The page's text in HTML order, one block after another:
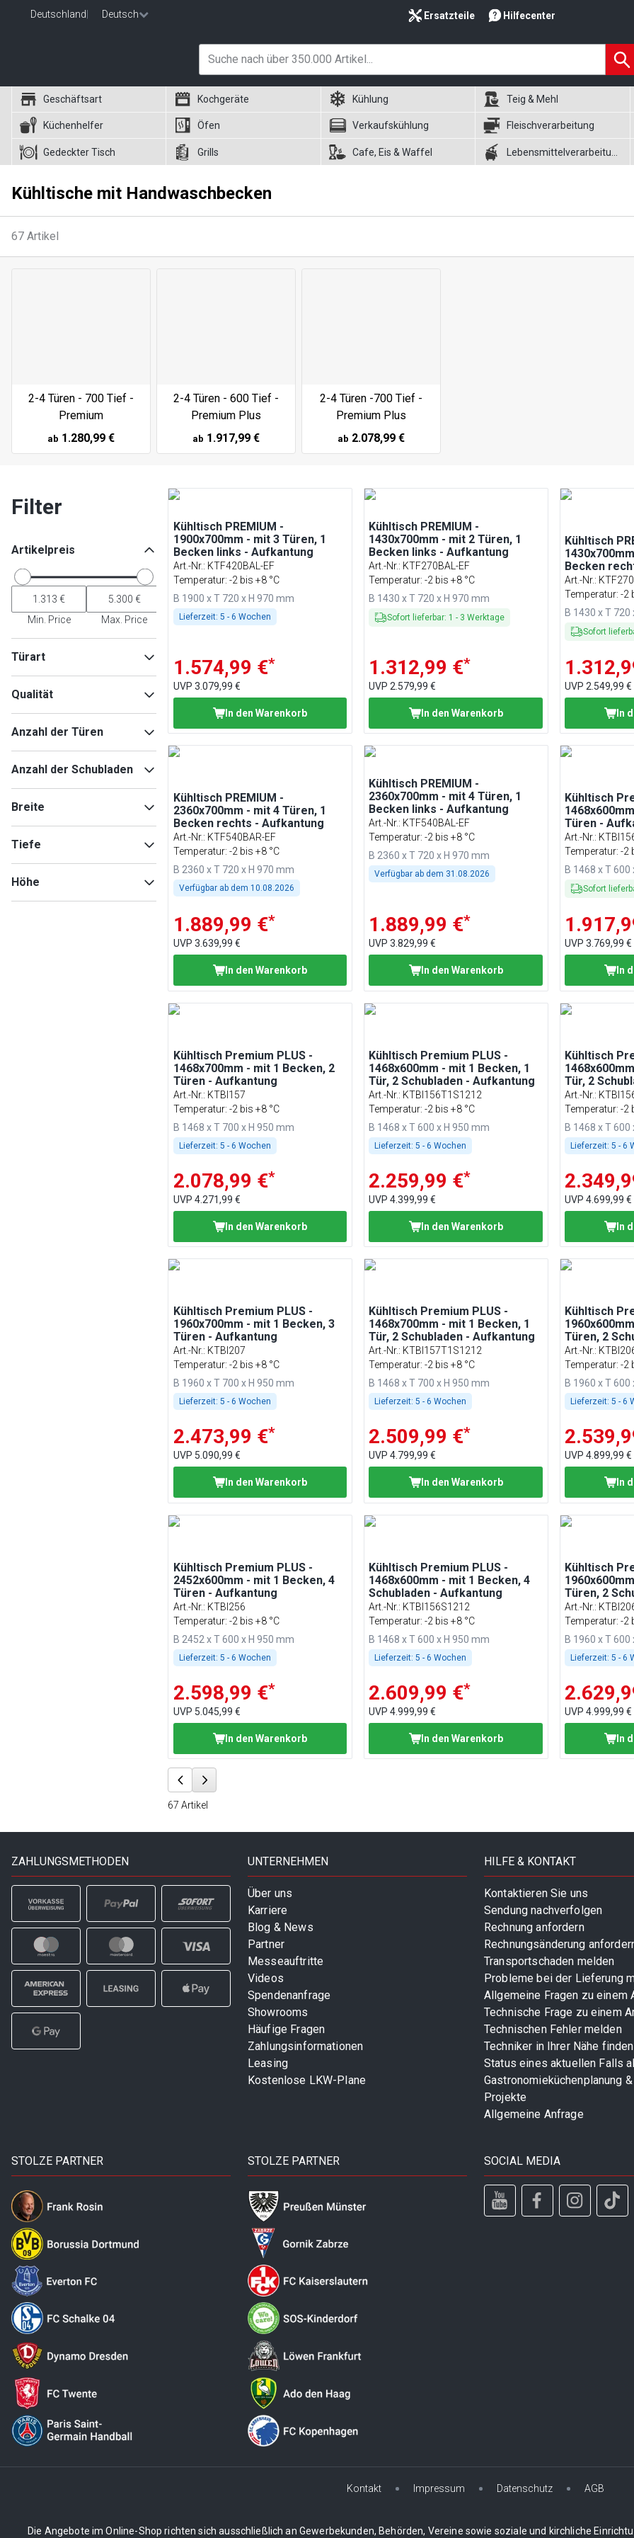
Deutschland Deutsch Ersatzteile Hilfecenter
Geschäftsart Kochgeräte Kühlung Teig & Mehl
Küchenhelfer Öfen Verkaufskühlung Fleischverarbeitung
Gedeckter Tisch Grills Cafe, Eis & Waffel
Kühltische mit Handwaschbecken
67 Artikel
2-4 Türen - 700 Tief -
Premium
ab 1.280,99 €
2-4 Türen - 600 Tief -
Premium Plus
ab 1.917,99 €
2-4 Türen -700 Tief -
Premium Plus
ab 2.078,99 €
Filter
Artikelpreis
Min. Price Max. Price
Türart
Qualität
Premium
(7)
Anzahl der Türen
2(17 )
0
3(10
4(5)
Anzahl der Schubladen
4(13
2(12)
0
3(6)
Breite
Tiefe
Höhe
Kühltisch PREMIUM -
1900x700mm - mit 3 Türen, 1
Becken links - Aufkantung
Art.-Nr.: KTF420BAL-EF
Temperatur: -2 bis +8 °C
B 1900 x T 720 x H 970 mm
Lieferzeit: 5 - 6 Wochen
1.574,99 €*
UVP 3.079,99 €
In den Warenkorb
Kühltisch PREMIUM -
1430x700mm - mit 2 Türen, 1
Becken links - Aufkantung
Art.-Nr.: KTF270BAL-EF
Temperatur: -2 bis +8 °C
B 1430 x T 720 x H 970 mm
Sofort lieferbar: 1 - 3 Werktage
1.312,99 €*
UVP2.579,99 €
In den Warenkorb
Kühltisch
Becken
Art.-Nr.:
Temperatur: -2
B 1430 x T 720
Sofort
UVP2.549,99 €
In
Kühltisch PREMIUM -
2360x700mm - mit 4 Türen, 1
Becken rechts - Aufkantung
Art.-Nr.: KTF540BAR-EF
Temperatur: -2 bis +8 °C
B 2360 x T 720 x H 970 mm
Verfügbar ab dem 10.08.2026
1.889,99 €*
UVP 3.639,99 €
In den Warenkorb
Kühltisch PREMIUM -
2360x700mm - mit 4 Türen, 1
Becken links - Aufkantung
Art.-Nr.: KTF540BAL-EF
Temperatur: -2 bis +8 °C
B 2360 x T 720 x H 970 mm
Verfügbar ab dem 31.08.2026
1.889,99 €*
UVP3.829,99 €
In den Warenkorb
Kühltisch
Türen -
Art.-Nr.:
Temperatur: -2
B 1468 x T
Sofort
UVP3.769,99 €
In
Kühltisch Premium PLUS -
1468x700mm - mit 1 Becken, 2
Türen - Aufkantung
Art.-Nr.: KTBI157
Temperatur: -2 bis +8 °C
B 1468 x T 700 x H 950 mm
Lieferzeit: 5 - 6 Wochen
2.078,99 €*
UVP 4.271,99 €
In den Warenkorb
Kühltisch Premium PLUS -
1468x600mm - mit 1 Becken, 1
Tür, 2 Schubladen - Aufkantung
Art.-Nr.: KTBI156T1S1212
Temperatur: -2 bis +8 °C
B 1468 x T 600 x H 950 mm
Lieferzeit: 5 - 6 Wochen
2.259,99 €*
UVP4.399,99 €
In den Warenkorb
Kühltisch
Tür, 2
Art.-Nr.:
Temperatur: -2
B 1468 x T 600
Lieferzeit: 5 - 6
UVP4.699,99 €
In
Kühltisch Premium PLUS -
1960x700mm - mit 1 Becken, 3
Türen - Aufkantung
Art.-Nr.: KTBI207
Temperatur: -2 bis +8 °C
B 1960 x T 700 x H 950 mm
Lieferzeit: 5 - 6 Wochen
2.473,99 €*
UVP 5.090,99 €
In den Warenkorb
Kühltisch Premium PLUS -
1468x700mm - mit 1 Becken, 1
Tür, 2 Schubladen - Aufkantung
Art.-Nr.: KTBI157T1S1212
Temperatur: -2 bis +8 °C
B 1468 x T 700 x H 950 mm
Lieferzeit: 5 - 6 Wochen
2.509,99 €*
UVP4.799,99 €
In den Warenkorb
Kühltisch
Türen, 2
Aufkantung
Art.-Nr.:
Temperatur: -2
B 1960 x T
Lieferzeit: 5 - 6
UVP4.899,99 €
In
Kühltisch Premium PLUS -
2452x600mm - mit 1 Becken, 4
Türen - Aufkantung
Art.-Nr.: KTBI256
Temperatur: -2 bis +8 °C
B 2452 x T 600 x H 950 mm
Lieferzeit: 5 - 6 Wochen
2.598,99 €*
UVP 5.045,99 €
In den Warenkorb
Kühltisch Premium PLUS -
1468x600mm - mit 1 Becken, 4
Schubladen - Aufkantung
Art.-Nr.: KTBI156S1212
Temperatur: -2 bis +8 °C
B 1468 x T 600 x H 950 mm
Lieferzeit: 5 - 6 Wochen
2.609,99 €*
UVP4.999,99 €
In den Warenkorb
Kühltisch
Türen, 2
Aufkantung
Art.-Nr.:
Temperatur: -2
B 1960 x T 600
Lieferzeit: 5 - 6
UVP4.999,99 €
In
67 Artikel
ZAHLUNGSMETHODEN UNTERNEHMEN
Über uns
Karriere
Blog & News
Partner
Messeauftritte
Videos
Spendenanfrage
Showrooms
Häufige Fragen
Zahlungsinformationen
Leasing
Kostenlose LKW-Plane
HILFE & KONTAKT
Kontaktieren Sie uns
Sendung nachverfolgen
Rechnung anfordern
Rechnungsänderung
Transportschaden melden
Probleme bei der Lieferung
Allgemeine Fragen zu einem
Technische Frage zu einem
Technischen Fehler melden
Techniker in Ihrer Nähe finden
Status eines aktuellen Falls
Gastronomieküchenplanung
Projekte
Allgemeine Anfrage
STOLZE PARTNER STOLZE PARTNER SOCIAL MEDIA
Kontakt Impressum Datenschutz AGB
Die Angebote im Online-Shop richten sich ausschließlich an Gewerbekunden, Behörden, Vereine sowie soziale und kirchliche